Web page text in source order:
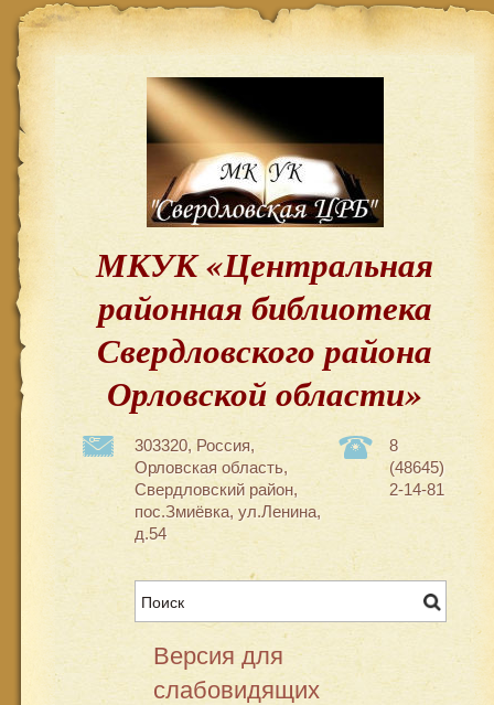
МКУК «Центральная
районная библиотека
Свердловского района
Орловской области»
303320, Россия,
Орловская область,
Свердловский район,
пос.Змиёвка, ул.Ленина,
д.54
8
(48645)
2-14-81
Версия для
слабовидящих